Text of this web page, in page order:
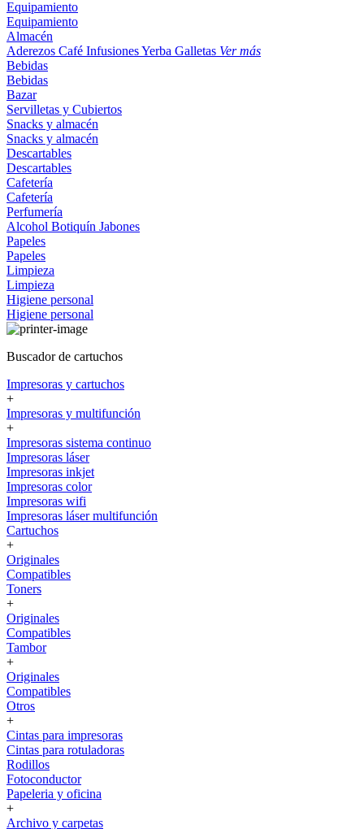
Equipamiento
Equipamiento
Almacén
Aderezos Café InfusionesYerba Galletas Ver más
Bebidas
Bebidas
Bazar
Servilletas y Cubiertos
Snacks y almacén
Snacks y almacén
Descartables
Descartables
Cafetería
Cafetería
Perfumería
Alcohol Botiquín Jabones
Papeles
Papeles
Limpieza
Limpieza
Higiene personal
Higiene personal
Buscador de cartuchos
Impresoras y cartuchos
+
Impresoras y multifunción
+
Impresoras sistema continuo
Impresoras láser
Impresoras inkjet
Impresoras color
Impresoras wifi
Impresoras láser multifunción
Cartuchos
+
Originales
Compatibles
Toners
+
Originales
Compatibles
Tambor
+
Originales
Compatibles
Otros
+
Cintas para impresoras
Cintas para rotuladoras
Rodillos
Fotoconductor
Papeleria y oficina
+
Archivo y carpetas